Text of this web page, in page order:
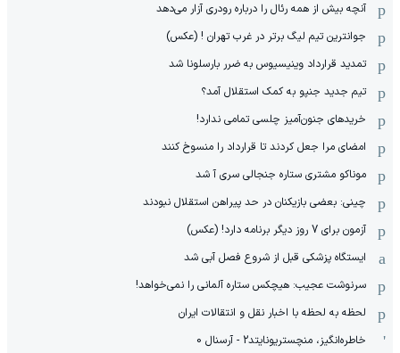
آنچه بیش از همه رئال را درباره رودری آزار می‌دهد
جوانترین تیم لیگ برتر در غرب تهران ! (عکس)
تمدید قرارداد وینیسیوس به ضرر بارسلونا شد
تیم جدید جنپو به کمک استقلال آمد؟
خریدهای جنون‌آمیز چلسی تمامی ندارد!
امضای مرا جعل کردند تا قرارداد را منسوخ کنند
موناکو مشتری ستاره جنجالی سری آ شد
چینی: بعضی بازیکنان در حد پیراهن استقلال نبودند
آزمون برای 7 روز دیگر برنامه دارد! (عکس)
ایستگاه پزشکی قبل از شروع فصل آبی شد
سرنوشت عجیب: هیچکس ستاره آلمانی را نمی‌خواهد!
لحظه به لحظه با اخبار نقل و انتقالات ایران
خاطره‌انگیز، منچستریونایتد2 - آرسنال 0